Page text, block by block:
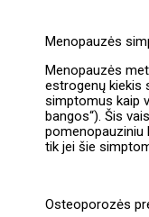
Menopauzės
Menopauzės
estrogenų kiekis
simptomus kaip
bangos“). Šis
pomenopauziniu
tik jei šie
Osteoporozės